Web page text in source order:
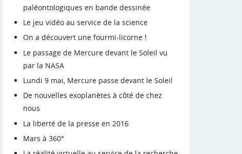
paléontologiques en bande dessinée
Le jeu vidéo au service de la science
On a découvert une fourmi-licorne !
Le passage de Mercure devant le Soleil vu
par la NASA
Lundi 9 mai, Mercure passe devant le Soleil
De nouvelles exoplanètes à côté de chez
nous
La liberté de la presse en 2016
Mars à 360°